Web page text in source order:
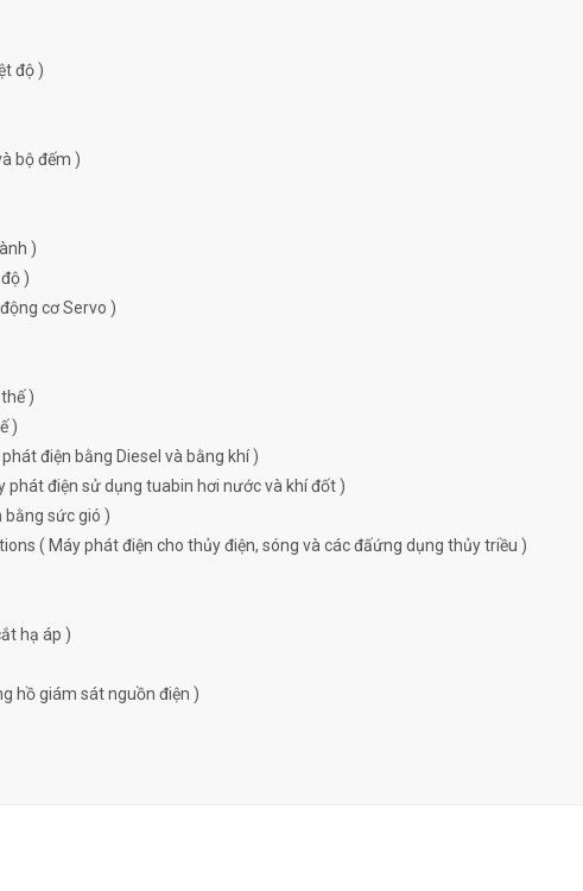
độ )
bộ đếm )
)
)
cơ Servo )
)
)
điện bằng Diesel và bằng khí )
điện sử dụng tuabin hơi nước và khí đốt )
sức gió )
( Máy phát điện cho thủy điện, sóng và các đấứng dụng thủy triều )
hạ áp )
hồ giám sát nguồn điện )